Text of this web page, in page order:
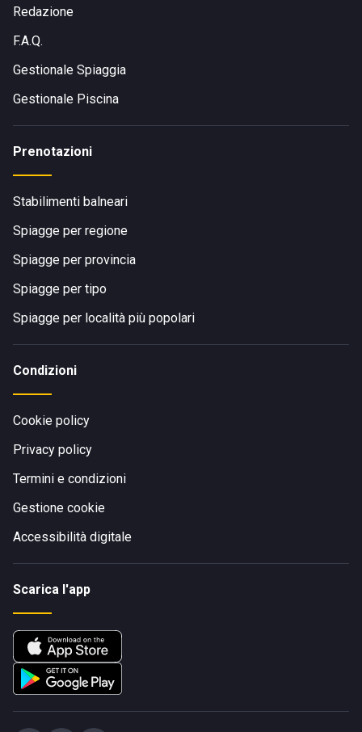
Redazione
F.A.Q.
Gestionale Spiaggia
Gestionale Piscina
Prenotazioni
Stabilimenti balneari
Spiagge per regione
Spiagge per provincia
Spiagge per tipo
Spiagge per località più popolari
Condizioni
Cookie policy
Privacy policy
Termini e condizioni
Gestione cookie
Accessibilità digitale
Scarica l'app